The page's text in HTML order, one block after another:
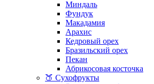
Миндаль
Фундук
Макадамия
Арахис
Кедровый орех
Бразильский орех
Пекан
Абрикосовая косточка
🍑 Сухофрукты